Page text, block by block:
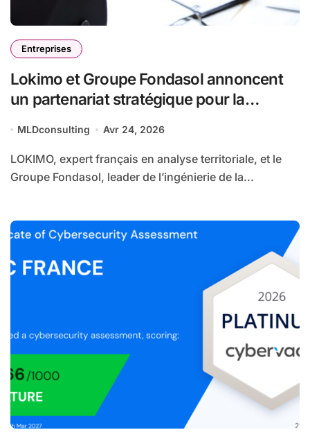
Entreprises
Lokimo et Groupe Fondasol annoncent
un partenariat stratégique pour la
MLDconsulting Avr 24, 2026
LOKIMO, expert français en analyse territoriale, et le
Groupe Fondasol, leader de l’ingénierie de la...